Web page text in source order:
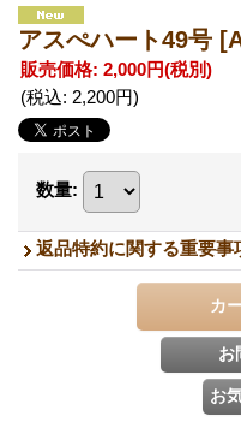
アスぺハート49号
販売価格: 2,000円(税別)
(税込: 2,200円)
数量:
返品特約に関する重要事